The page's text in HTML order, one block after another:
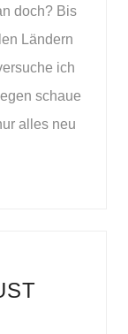
doch? Bis
Ländern
ich
schaue
alles neu